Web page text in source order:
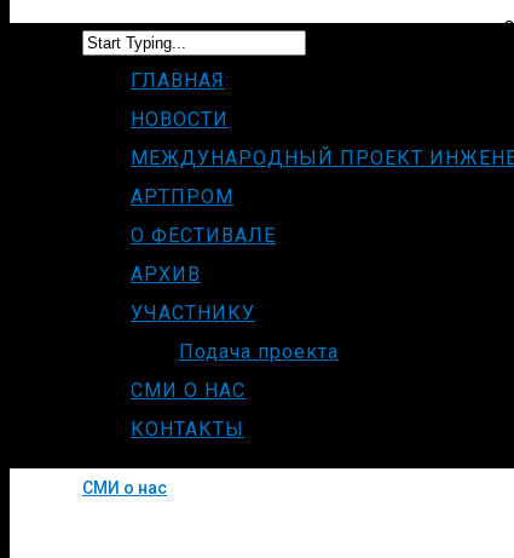
ГЛАВНАЯ
НОВОСТИ
МЕЖДУНАРОДНЫЙ ПРОЕКТ
АРТПРОМ
О ФЕСТИВАЛЕ
АРХИВ
УЧАСТНИКУ
Подача проекта
СМИ О НАС
КОНТАКТЫ
СМИ о нас